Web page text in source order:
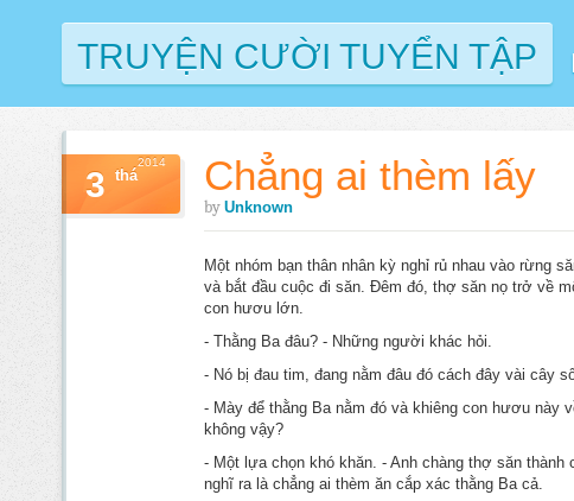
TRUYỆN CƯỜI TUYỂN TẬP
Chẳng ai thèm lấy
by Unknown
3 thá
2014
Một nhóm bạn thân nhân kỳ nghỉ rủ nhau vào rừng
và bắt đầu cuộc đi săn. Đêm đó, thợ săn nọ trở về
con hươu lớn.
- Thằng Ba đâu? - Những người khác hỏi.
- Nó bị đau tim, đang nằm đâu đó cách đây vài cây
- Mày để thằng Ba nằm đó và khiêng con hươu này
không vậy?
- Một lựa chọn khó khăn. - Anh chàng thợ săn
nghĩ ra là chẳng ai thèm ăn cắp xác thằng Ba cả.